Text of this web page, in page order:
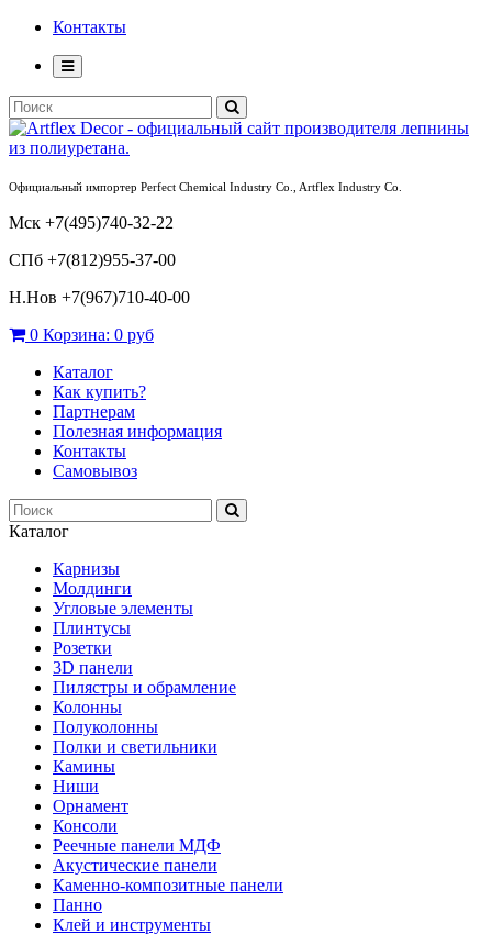
Контакты
Официальный импортер Perfect Chemical Industry Co., Artflex Industry Co.
Мск +7(495)740-32-22
СПб +7(812)955-37-00
Н.Нов +7(967)710-40-00
0 Корзина: 0 руб
Каталог
Как купить?
Партнерам
Полезная информация
Контакты
Самовывоз
Каталог
Карнизы
Молдинги
Угловые элементы
Плинтусы
Розетки
3D панели
Пилястры и обрамление
Колонны
Полуколонны
Полки и светильники
Камины
Ниши
Орнамент
Консоли
Реечные панели МДФ
Акустические панели
Каменно-композитные панели
Панно
Клей и инструменты